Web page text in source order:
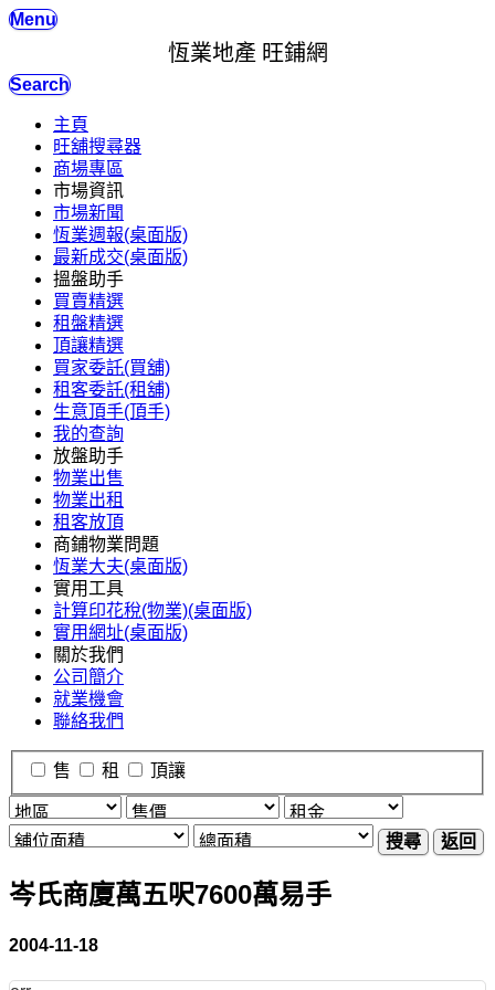
Menu
恆業地產 旺鋪網
Search
主頁
旺舖搜尋器
商場專區
市場資訊
市場新聞
恆業週報(桌面版)
最新成交(桌面版)
搵盤助手
買賣精選
租盤精選
頂讓精選
買家委託(買舖)
租客委託(租舖)
生意頂手(頂手)
我的查詢
放盤助手
物業出售
物業出租
租客放頂
商鋪物業問題
恆業大夫(桌面版)
實用工具
計算印花稅(物業)(桌面版)
實用網址(桌面版)
關於我們
公司簡介
就業機會
聯絡我們
售 租 頂讓
搜尋 返回
岑氏商廈萬五呎7600萬易手
2004-11-18